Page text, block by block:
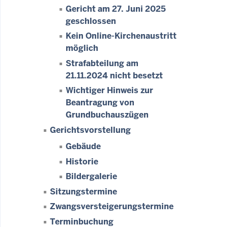
Gericht am 27. Juni 2025
geschlossen
Kein Online-Kirchenaustritt
möglich
Strafabteilung am
21.11.2024 nicht besetzt
Wichtiger Hinweis zur
Beantragung von
Grundbuchauszügen
Gerichtsvorstellung
Gebäude
Historie
Bildergalerie
Sitzungstermine
Zwangsversteigerungs­termine
Terminbuchung